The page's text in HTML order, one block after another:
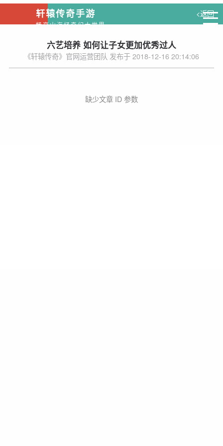
轩辕传奇手游
畅享山海经奇幻大世界
<返回
六艺培养 如何让子女更加优秀过人
《轩辕传奇》官网运营团队 发布于 2018-12-16 20:14:06
缺少文章 ID 参数